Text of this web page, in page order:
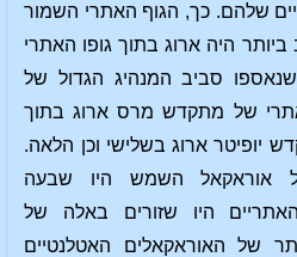
שלהם. כך, הגוף האתרי השמור
היה ארוג בתוך גופו האתרי
סביב המנהיג הגדול של
של מתקדש מרס ארוג בתוך
יופיטר ארוג בשלישי וכן הלאה.
אוראקאל השמש היו שבעה
האתריים היו שזורים באלה של
של האוראקאלים האטלנטיים